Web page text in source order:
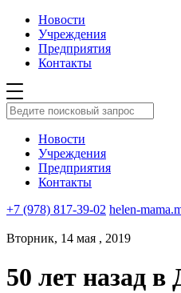
Новости
Учреждения
Предприятия
Контакты
Новости
Учреждения
Предприятия
Контакты
+7 (978) 817-39-02 helen-
Вторник, 14 мая , 2019
50 лет назад